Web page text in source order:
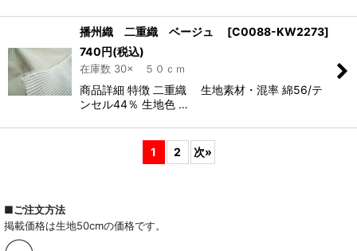
播州織 二重織 ベージュ [C0088-KW2273]
740円(税込)
在庫数 30× ５０ｃｍ
商品詳細 特徴 二重織 生地素材・混率 綿56/テ
ンセル44％ 生地色 …
1 2 次»
■ご注文方法
掲載価格は生地50cmの価格です。